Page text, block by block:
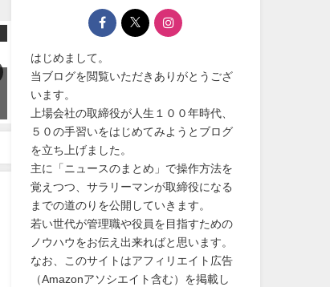
芸能・エンタメ
【沈黙】全ての子供の命と権利
を守るユニセフ親善大使である
黒柳徹子が過去、結婚話まで出
たジャニー喜多川について沈黙
する訳が闇すぎる。
2023年9月22日
【悪●じゅり】宝塚歌劇団
名：芥田樹里）の月組移籍
綻し退団濃厚か？
はじめまして。
当ブログを閲覧いただきありがとうござ
います。
上場会社の取締役が人生１００年時代、
５０の手習いをはじめてみようとブログ
を立ち上げました。
主に「ニュースのまとめ」で操作方法を
覚えつつ、サラリーマンが取締役になる
までの道のりを公開していきます。
若い世代が管理職や役員を目指すための
ノウハウをお伝え出来ればと思います。
なお、このサイトはアフィリエイト広告
（Amazonアソシエイト含む）を掲載し